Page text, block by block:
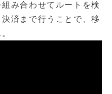
み合わせてルートを検
済まで行うことで、移